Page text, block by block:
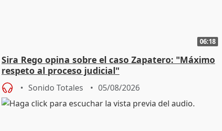
06:18
Sira Rego opina sobre el caso Zapatero: "Máximo
respeto al proceso judicial"
Sonido Totales 05/08/2026